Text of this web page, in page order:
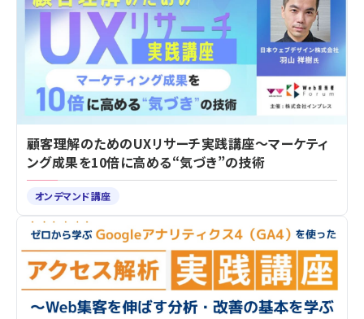
顧客理解のためのUXリサーチ実践講座～マーケティ
ング成果を10倍に高める“気づき”の技術
オンデマンド講座